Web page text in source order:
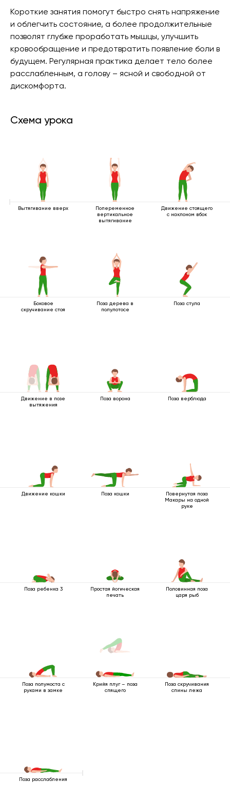
Короткие занятия помогут быстро снять напряжение
и облегчить состояние, а более продолжительные
позволят глубже проработать мышцы, улучшить
кровообращение и предотвратить появление боли в
будущем. Регулярная практика делает тело более
расслабленным, а голову – ясной и свободной от
дискомфорта.
Схема урока
Вытягивание вверх
Попеременное
вертикальное
вытягивание
Движение стоящего
с наклоном вбок
Боковое
скручивание стоя
Поза дерева в
полулотосе
Поза стула
Движение в позе
вытяжения
Поза ворона Поза верблюда
Движение кошки Поза кошки
Повернутая поза
Макары на одной
руке
Поза ребенка 3
Простая йогическая
печать
Половинная поза
царя рыб
Поза полумоста с
руками в замке
Крийя плуг – поза
спящего
Поза скручивания
спины лежа
Поза расслабления